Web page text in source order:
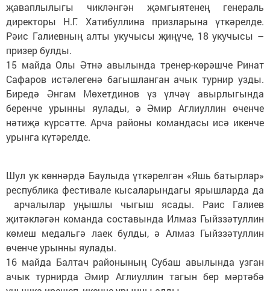
җаваплылыгы чикләнгән җәмгыятенең генераль
директоры Н.Г. Хатибуллина призларына үткәрелде.
Рәис Галиевның алты укучысы җиңүче, 18 укучысы –
призер булды.
15 майда Олы Әтнә авылында тренер-көрәшче Ринат
Сафаров истәлегенә багышланган ачык турнир узды.
Биредә Әнгам Мөхетдинов үз үлчәү авырлыгында
беренче урынны яулады, ә Әмир Аглиуллин өченче
нәтиҗә күрсәтте. Арча районы командасы исә икенче
урынга күтәрелде.
Шул ук көннәрдә Баулыда үткәрелгән «Яшь батырлар»
республика фестивале кысаларындагы ярышларда да
арчалылар уңышлы чыгыш ясады. Раис Галиев
җитәкләгән команда составында Илмаз Гыйззәтуллин
көмеш медальгә лаек булды, ә Алмаз Гыйззәтуллин
өченче урынны яулады.
16 майда Балтач районының Субаш авылында узган
ачык турнирда Әмир Аглиуллин тагын бер мәртәбә